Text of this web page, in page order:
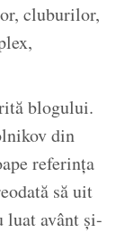
cluburilor,
blogului.
din
referința
să uit
luat avânt și-